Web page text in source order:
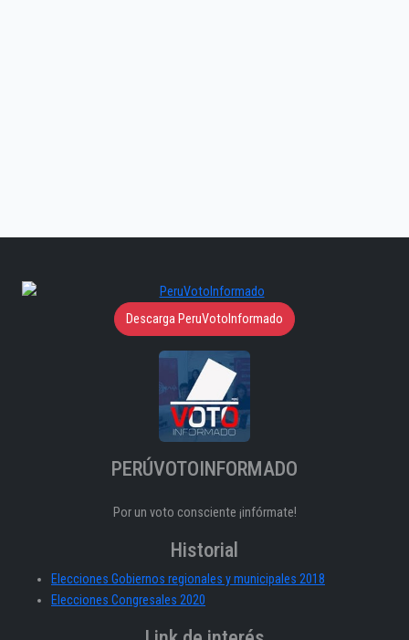
Descarga PeruVotoInformado
PERÚVOTOINFORMADO
Por un voto consciente ¡infórmate!
Historial
Elecciones Gobiernos regionales y municipales 2018
Elecciones Congresales 2020